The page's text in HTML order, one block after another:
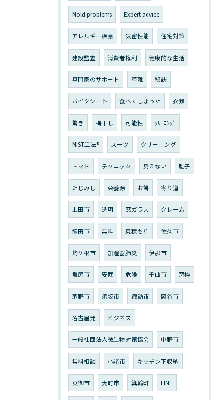
Mold problems Expert advice
アレルギー疾患 気密性能 住宅対策
建設監査 消費者権利 健康的な生活
専門家のサポート 革靴 秘訣
バイクシート 食べてしまった 衣類
驚き 梅干し 可能性 ｸﾘｰﾆﾝｸﾞ
MIST工法® スーツ クリーニング
トマト テクニック 見えない 胞子
たじみし 栄養源 お餅 寄り道
上田市 透明 窓ガラス クレーム
飯田市 無料 見積もり 佐久市
駒ケ根市 加湿器肺炎 伊那市
塩尻市 安眠 危険 千曲市 窓枠
茅野市 須坂市 諏訪市 岡谷市
名古屋発 ビジネス
一般社団法人微生物対策協会 中野市
無料相談 小諸市 キッチン下収納
東御市 大町市 箕輪町 LINE